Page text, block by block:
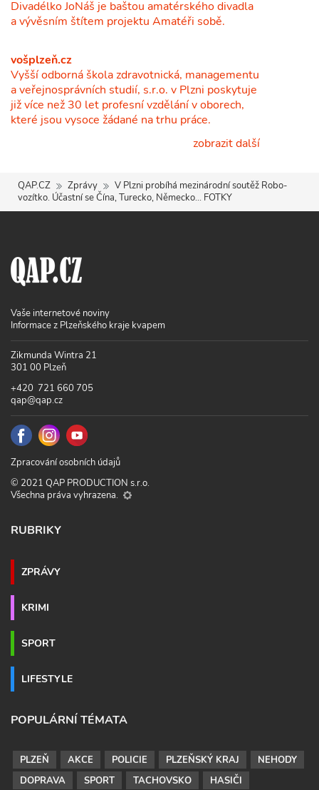
Divadélko JoNáš je baštou amatérského divadla
a vývěsním štítem projektu Amatéři sobě.
vošplzeň.cz
Vyšší odborná škola zdravotnická, managementu
a veřejnosprávních studií, s.r.o. v Plzni poskytuje
již více než 30 let profesní vzdělání v oborech,
které jsou vysoce žádané na trhu práce.
zobrazit další
QAP.CZ Zprávy
V Plzni probíhá mezinárodní soutěž Robo-
vozítko. Účastní se Čína, Turecko, Německo... FOTKY
Vaše internetové noviny
Informace z Plzeňského kraje kvapem
Zikmunda Wintra 21
301 00 Plzeň
+420 721 660 705
qap@qap.cz
Zpracování osobních údajů
© 2021 QAP PRODUCTION s.r.o.
Všechna práva vyhrazena.
RUBRIKY
ZPRÁVY
KRIMI
SPORT
LIFESTYLE
POPULÁRNÍ TÉMATA
PLZEŇ AKCE POLICIE PLZEŇSKÝ KRAJ
NEHODY
DOPRAVA
SPORT TACHOVSKO HASIČI